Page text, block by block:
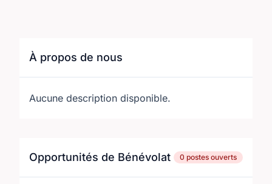
À propos de nous
Aucune description disponible.
Opportunités de Bénévolat 0 postes ouverts